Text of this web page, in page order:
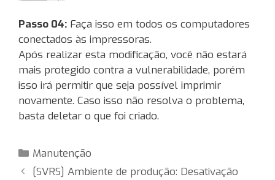
Passo 04: Faça isso em todos os computadores
conectados às impressoras.
Após realizar esta modificação, você não estará
mais protegido contra a vulnerabilidade, porém
isso irá permitir que seja possível imprimir
novamente. Caso isso não resolva o problema,
basta deletar o que foi criado.
Categorias
Manutenção
[SVRS] Ambiente de produção: Desativação